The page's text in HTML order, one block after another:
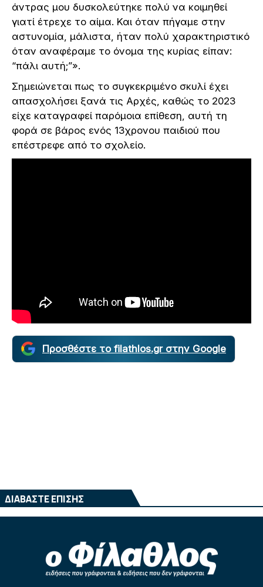
άντρας μου δυσκολεύτηκε πολύ να κοιμηθεί
γιατί έτρεχε το αίμα. Και όταν πήγαμε στην
αστυνομία, μάλιστα, ήταν πολύ χαρακτηριστικό
όταν αναφέραμε το όνομα της κυρίας είπαν:
“πάλι αυτή;”».
Σημειώνεται πως το συγκεκριμένο σκυλί έχει
απασχολήσει ξανά τις Αρχές, καθώς το 2023
είχε καταγραφεί παρόμοια επίθεση, αυτή τη
φορά σε βάρος ενός 13χρονου παιδιού που
επέστρεφε από το σχολείο.
Προσθέστε το filathlos.gr στην Google
ΔΙΑΒΑΣΤΕ ΕΠΙΣΗΣ